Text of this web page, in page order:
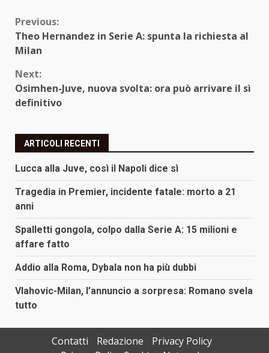
Continue
Reading
Previous:
Theo Hernandez in Serie A: spunta la richiesta al
Milan
Next:
Osimhen-Juve, nuova svolta: ora può arrivare il sì
definitivo
ARTICOLI RECENTI
Lucca alla Juve, così il Napoli dice sì
Tragedia in Premier, incidente fatale: morto a 21
anni
Spalletti gongola, colpo dalla Serie A: 15 milioni e
affare fatto
Addio alla Roma, Dybala non ha più dubbi
Vlahovic-Milan, l’annuncio a sorpresa: Romano svela
tutto
Contatti Redazione
Privacy Policy